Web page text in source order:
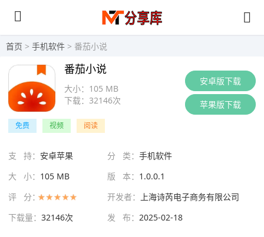
首页 > 手机软件 > 番茄小说
安卓版下载
苹果版下载
大小： 105 MB
下载： 32146次
番茄小说
免费 视频 阅读
支 持： 安卓苹果 分 类： 手机软件
大 小： 105 MB 版 本： 1.0.0.1
评 分：
开发者：
上海诗芮电子商务有限公司
下载量： 32146次 发 布： 2025-02-18